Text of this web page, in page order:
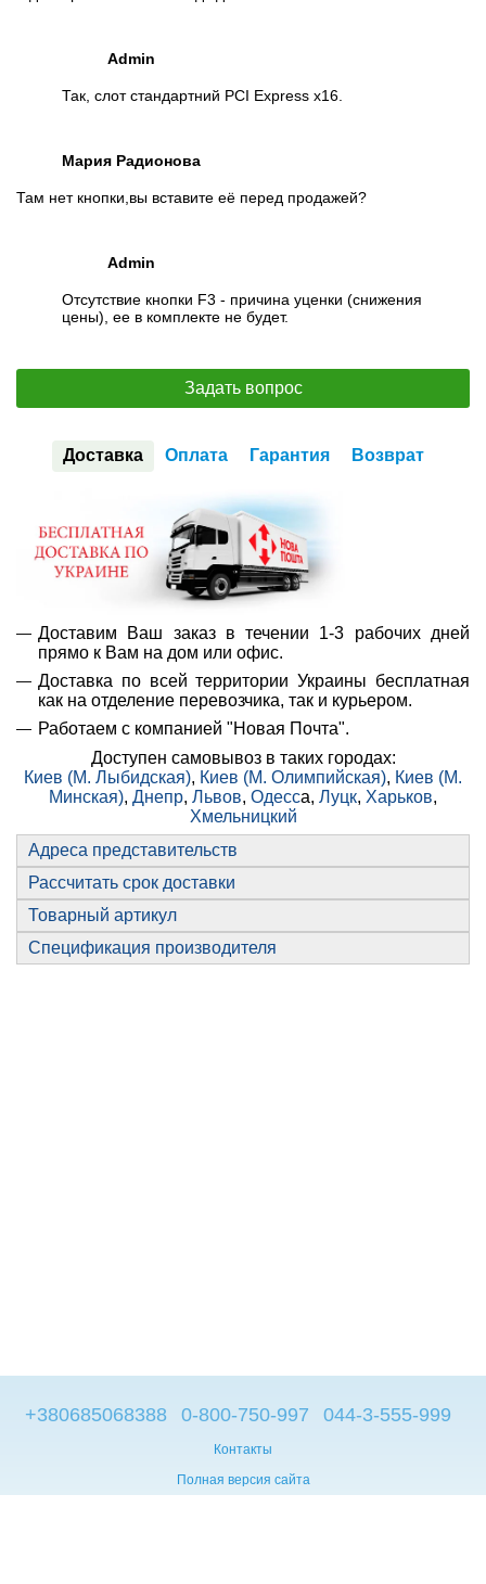
Admin
Так, слот стандартний PCI Express x16.
Мария Радионова
Там нет кнопки,вы вставите её перед продажей?
Admin
Отсутствие кнопки F3 - причина уценки (снижения
цены), ее в комплекте не будет.
Задать вопрос
Доставка Оплата Гарантия Возврат
Доставим Ваш заказ в течении 1-3 рабочих дней
прямо к Вам на дом или офис.
Доставка по всей территории Украины бесплатная
как на отделение перевозчика, так и курьером.
Работаем с компанией "Новая Почта".
Доступен самовывоз в таких городах:
Киев (М. Лыбидская), Киев (М. Олимпийская), Киев (М.
Минская), Днепр, Львов, Одесса, Луцк, Харьков,
Хмельницкий
Адреса представительств
Рассчитать срок доставки
Товарный артикул
Спецификация производителя
+380685068388 0-800-750-997 044-3-555-999
Контакты
Полная версия сайта